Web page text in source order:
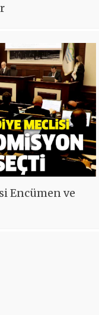
Encümen ve